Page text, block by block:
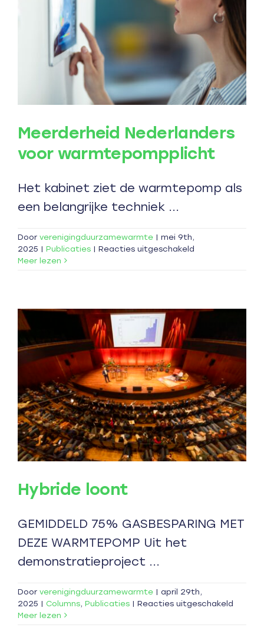
Meerderheid Nederlanders
voor warmtepompplicht
Het kabinet ziet de warmtepomp als
een belangrijke techniek ...
Door verenigingduurzamewarmte | mei 9th,
2025 | Publicaties | Reacties uitgeschakeld
Meer lezen
Hybride loont
GEMIDDELD 75% GASBESPARING MET
DEZE WARMTEPOMP Uit het
demonstratieproject ...
Door verenigingduurzamewarmte | april 29th,
2025 | Columns, Publicaties | Reacties uitgeschakeld
Meer lezen